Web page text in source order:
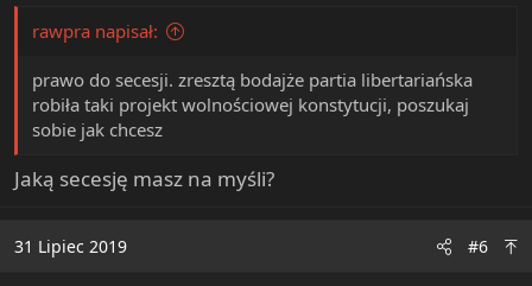
rawpra napisał:
prawo do secesji. zresztą bodajże partia libertariańska
robiła taki projekt wolnościowej konstytucji, poszukaj
sobie jak chcesz
Jaką secesję masz na myśli?
31 Lipiec 2019 #6